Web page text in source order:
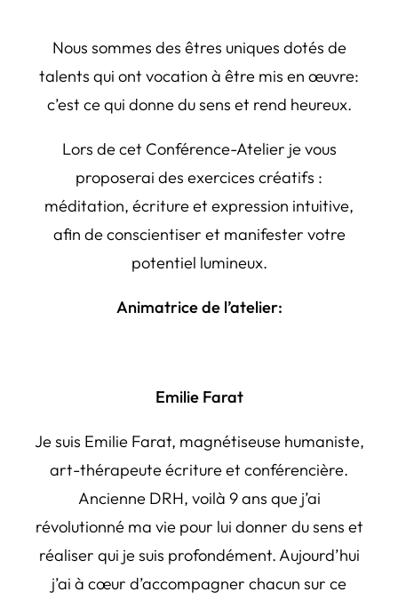
Nous sommes des êtres uniques dotés de
talents qui ont vocation à être mis en œuvre:
c’est ce qui donne du sens et rend heureux.
Lors de cet Conférence-Atelier je vous
proposerai des exercices créatifs :
méditation, écriture et expression intuitive,
afin de conscientiser et manifester votre
potentiel lumineux.
Animatrice de l’atelier:
Emilie Farat
Je suis Emilie Farat, magnétiseuse humaniste,
art-thérapeute écriture et conférencière.
Ancienne DRH, voilà 9 ans que j’ai
révolutionné ma vie pour lui donner du sens et
réaliser qui je suis profondément. Aujourd’hui
j’ai à cœur d’accompagner chacun sur ce